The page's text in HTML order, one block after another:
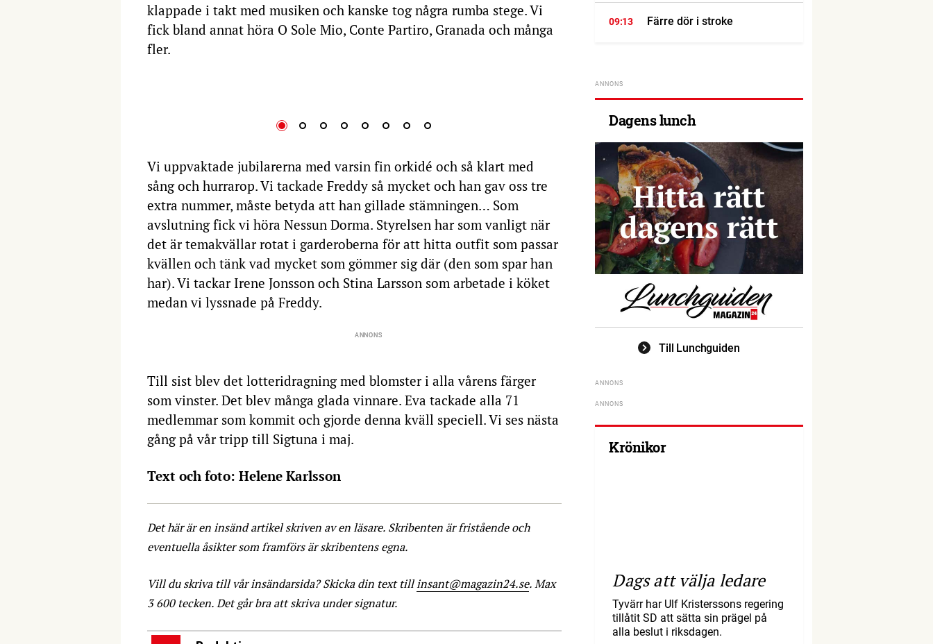
klappade i takt med musiken och kanske tog några rumba stege. Vi
fick bland annat höra O Sole Mio, Conte Partiro, Granada och många
fler.
Vi uppvaktade jubilarerna med varsin fin orkidé och så klart med
sång och hurrarop. Vi tackade Freddy så mycket och han gav oss tre
extra nummer, måste betyda att han gillade stämningen… Som
avslutning fick vi höra Nessun Dorma. Styrelsen har som vanligt när
det är temakvällar rotat i garderoberna för att hitta outfit som passar
kvällen och tänk vad mycket som gömmer sig där (den som spar han
har). Vi tackar Irene Jonsson och Stina Larsson som arbetade i köket
medan vi lyssnade på Freddy.
Till sist blev det lotteridragning med blomster i alla vårens färger
som vinster. Det blev många glada vinnare. Eva tackade alla 71
medlemmar som kommit och gjorde denna kväll speciell. Vi ses nästa
gång på vår tripp till Sigtuna i maj.
Text och foto: Helene Karlsson
Det här är en insänd artikel skriven av en läsare. Skribenten är fristående och
eventuella åsikter som framförs är skribentens egna.
Vill du skriva till vår insändarsida? Skicka din text tillinsant@magazin24.se. Max
3 600 tecken. Det går bra att skriva under signatur.
09:13 Färre dör i stroke
Dagens lunch
Till Lunchguiden
Krönikor
Dags att välja ledare
Tyvärr har Ulf Kristerssons regering
tillåtit SD att sätta sin prägel på
alla beslut i riksdagen.